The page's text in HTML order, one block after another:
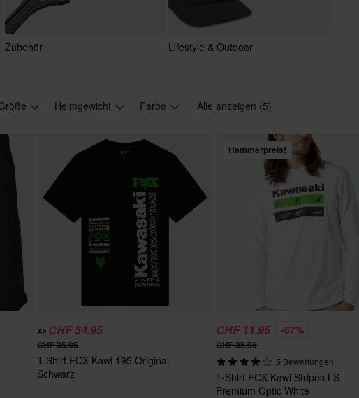
Zubehör Lifestyle & Outdoor
Helmgewicht Farbe Alle anzeigen (5)
Ab CHF 34.95
CHF 35.95
T-Shirt FOX Kawi 195 Original
Schwarz
Hammerpreis!
CHF 11.95 -67%
CHF 35.95
5 Bewertungen
T-Shirt FOX Kawi Stripes LS
Premium Optic White